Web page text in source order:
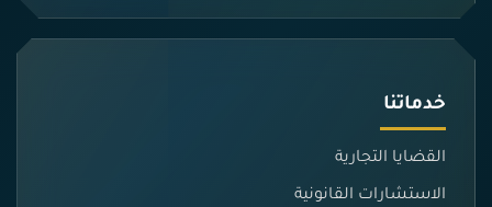
خدماتنا
القضايا التجارية
الاستشارات القانونية